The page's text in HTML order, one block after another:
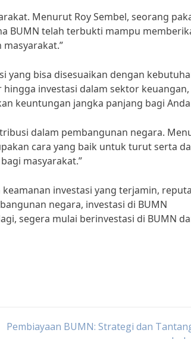
Menurut Roy Sembel, seorang
BUMN telah terbukti mampu
yang bisa disesuaikan dengan
investasi dalam sektor keuangan,
keuntungan jangka panjang bagi
dalam pembangunan negara.
cara yang baik untuk turut serta
masyarakat.”
investasi yang terjamin,
negara, investasi di BUMN
segera mulai berinvestasi di BUMN
Pembiayaan BUMN: Strategi dan